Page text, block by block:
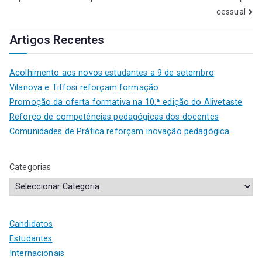
cessual
Artigos Recentes
Acolhimento aos novos estudantes a 9 de setembro
Vilanova e Tiffosi reforçam formação
Promoção da oferta formativa na 10.ª edição do Alivetaste
Reforço de competências pedagógicas dos docentes
Comunidades de Prática reforçam inovação pedagógica
Categorias
Candidatos
Estudantes
Internacionais